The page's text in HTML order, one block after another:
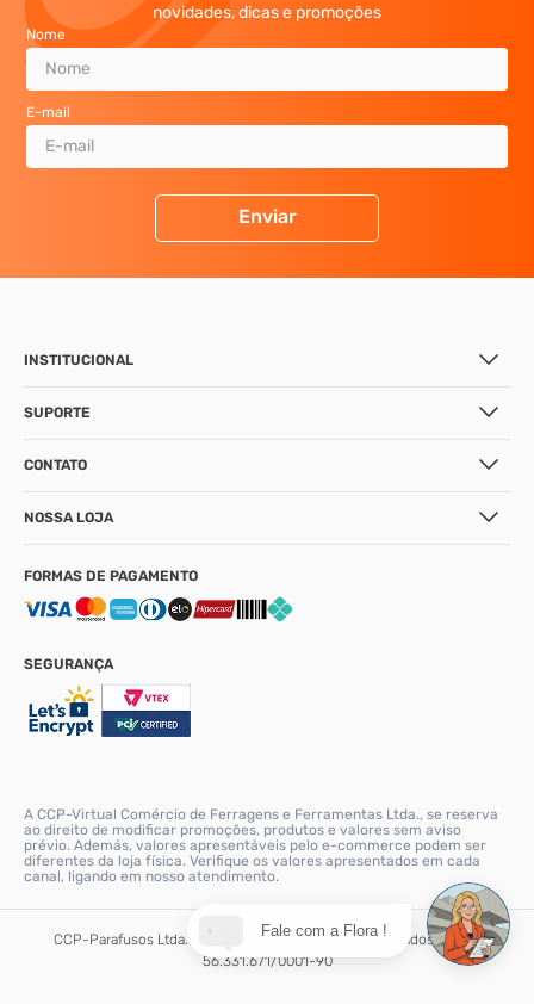
novidades, dicas e promoções
Nome
E-mail
Enviar
INSTITUCIONAL
SUPORTE
CONTATO
NOSSA LOJA
FORMAS DE PAGAMENTO
SEGURANÇA
A CCP-Virtual Comércio de Ferragens e Ferramentas Ltda., se reserva
ao direito de modificar promoções, produtos e valores sem aviso
prévio. Además, valores apresentáveis pelo e-commerce podem ser
diferentes da loja física. Verifique os valores apresentados em cada
canal, ligando em nosso atendimento.
CCP-Parafusos Ltda. © 2026. Todos os direitos reservados. CNPJ:
56.331.671/0001-90
Fale com a Flora !